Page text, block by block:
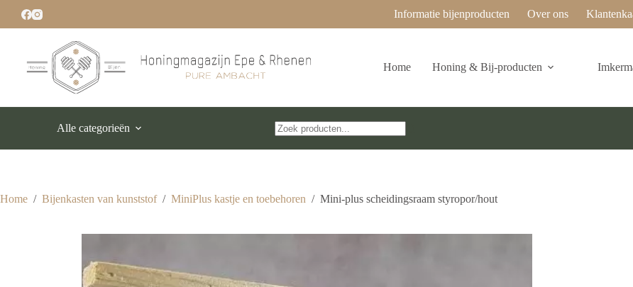
de
Informatie bijenproducten Over ons
Home Honing & Bij-producten
Alle categorieën
Home / Bijenkasten van kunststof / MiniPlus kastje en toebehoren / Mini-plus scheidingsraam styropor/hout